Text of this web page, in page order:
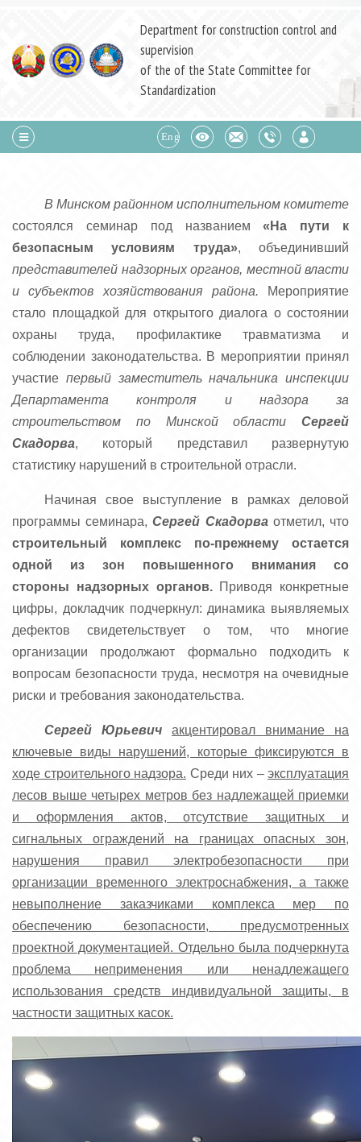
Department for construction control and
supervision
of the of the State Committee for
Standardization
В Минском районном исполнительном комитете
состоялся семинар под названием«На пути к
безопасным условиям труда», объединивший
представителей надзорных органов, местной власти
и субъектов хозяйствования района. Мероприятие
стало площадкой для открытого диалога о состоянии
охраны труда, профилактике травматизма и
соблюдении законодательства. В мероприятии принял
участие первый заместитель начальника инспекции
Департамента контроля и надзора за
строительством по Минской области Сергей
Скадорва, который представил развернутую
статистику нарушений в строительной отрасли.
Начиная свое выступление в рамках деловой
программы семинара,Сергей Скадорваотметил, что
строительный комплекс по-прежнему остается
одной из зон повышенного внимания со
стороны надзорных органов.Приводя конкретные
цифры, докладчик подчеркнул: динамика выявляемых
дефектов свидетельствует о том, что многие
организации продолжают формально подходить к
вопросам безопасности труда, несмотря на очевидные
риски и требования законодательства.
Сергей Юрьевич
акцентировал внимание на
ключевые виды нарушений, которые фиксируются в
ходе строительного надзора. Среди них – эксплуатация
лесов выше четырех метров без надлежащей приемки
и оформления актов, отсутствие защитных и
сигнальных ограждений на границах опасных зон,
нарушения правил электробезопасности при
организации временного электроснабжения, а также
невыполнение заказчиками комплекса мер по
обеспечению безопасности, предусмотренных
проектной документацией. Отдельно была подчеркнута
проблема неприменения или ненадлежащего
использования средств индивидуальной защиты, в
частности защитных касок.